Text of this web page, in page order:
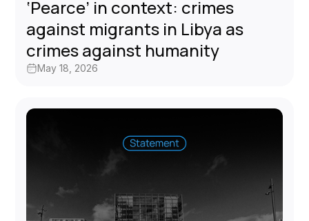
‘Pearce’ in context: crimes
against migrants in Libya as
crimes against humanity
May 18, 2026